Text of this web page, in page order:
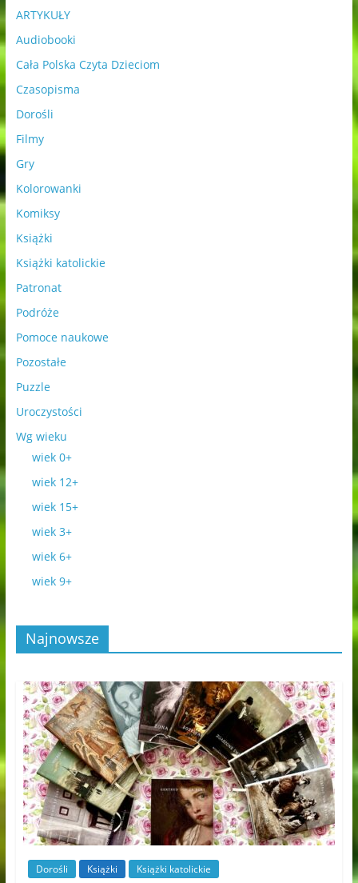
ARTYKUŁY
Audiobooki
Cała Polska Czyta Dzieciom
Czasopisma
Dorośli
Filmy
Gry
Kolorowanki
Komiksy
Książki
Książki katolickie
Patronat
Podróże
Pomoce naukowe
Pozostałe
Puzzle
Uroczystości
Wg wieku
wiek 0+
wiek 12+
wiek 15+
wiek 3+
wiek 6+
wiek 9+
Najnowsze
Dorośli Książki Książki katolickie